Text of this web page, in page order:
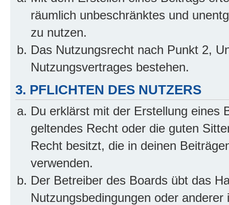
räumlich unbeschränktes und
zu nutzen.
Das Nutzungsrecht nach Punkt 2,
Nutzungsvertrages bestehen.
3. PFLICHTEN DES NUTZERS
Du erklärst mit der Erstellung eines
geltendes Recht oder die guten
Recht besitzt, die in deinen
verwenden.
Der Betreiber des Boards übt das
Nutzungsbedingungen oder